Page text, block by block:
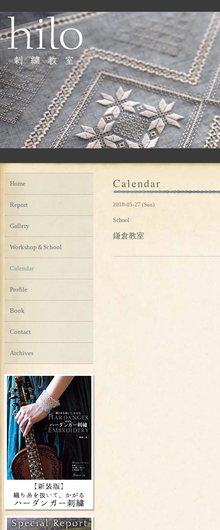
Calendar
2018-05-27 (Sun)
School
鎌倉教室
Home
Report
Gallery
Workshop＆School
Calendar
Profile
Book
Contact
Archives